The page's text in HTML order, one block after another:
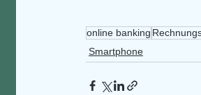
online banking
Smartphone